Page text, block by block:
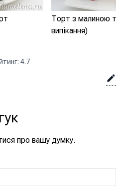
Торт з малиною та
випікання)
: 4.7
про вашу думку.